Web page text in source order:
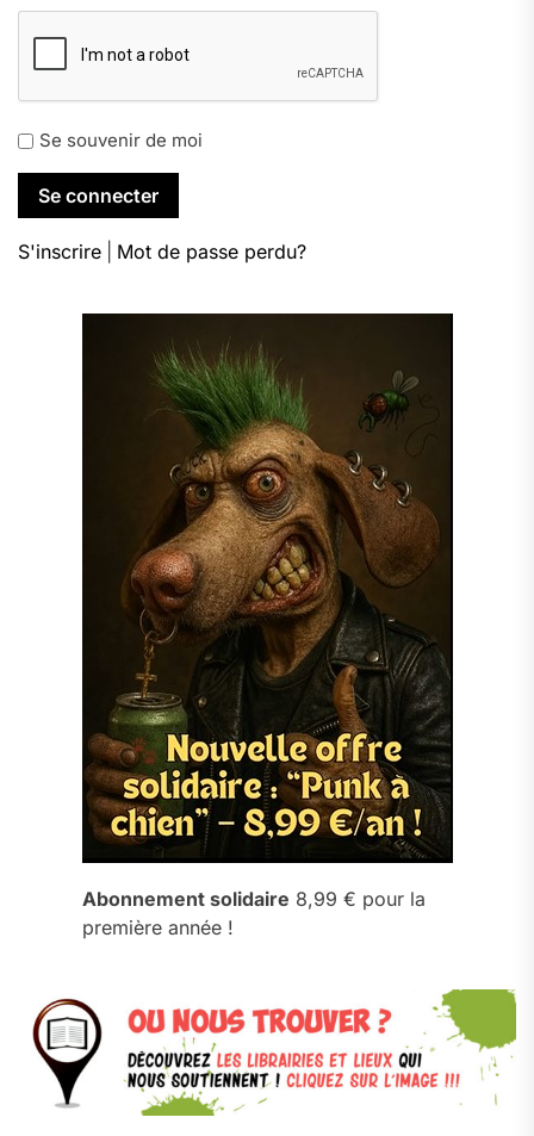
Se souvenir de moi
S'inscrire Mot de passe perdu?
Abonnement solidaire 8,99 € pour la
première année !